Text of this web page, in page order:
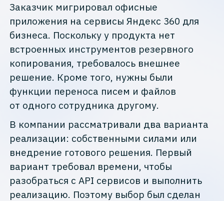
Заказчик мигрировал офисные
приложения на сервисы Яндекс 360 для
бизнеса. Поскольку у продукта нет
встроенных инструментов резервного
копирования, требовалось внешнее
решение. Кроме того, нужны были
функции переноса писем и файлов
от одного сотрудника другому.
В компании рассматривали два варианта
реализации: собственными силами или
внедрение готового решения. Первый
вариант требовал времени, чтобы
разобраться с API сервисов и выполнить
реализацию. Поэтому выбор был сделан